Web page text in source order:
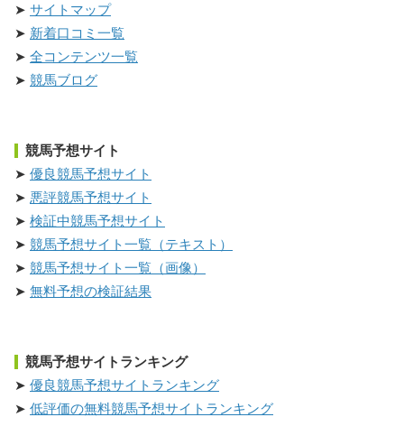
サイトマップ
新着口コミ一覧
全コンテンツ一覧
競馬ブログ
競馬予想サイト
優良競馬予想サイト
悪評競馬予想サイト
検証中競馬予想サイト
競馬予想サイト一覧（テキスト）
競馬予想サイト一覧（画像）
無料予想の検証結果
競馬予想サイトランキング
優良競馬予想サイトランキング
低評価の無料競馬予想サイトランキング